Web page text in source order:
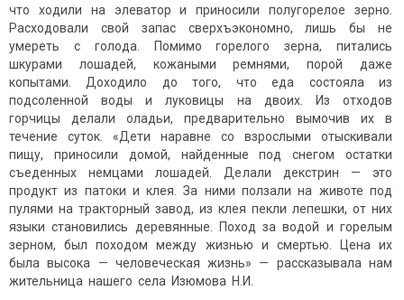
что ходили на элеватор и приносили полугорелое зерно.
Расходовали свой запас сверхъэкономно, лишь бы не
умереть с голода. Помимо горелого зерна, питались
шкурами лошадей, кожаными ремнями, порой даже
копытами. Доходило до того, что еда состояла из
подсоленной воды и луковицы на двоих. Из отходов
горчицы делали оладьи, предварительно вымочив их в
течение суток. «Дети наравне со взрослыми отыскивали
пищу, приносили домой, найденные под снегом остатки
съеденных немцами лошадей. Делали декстрин — это
продукт из патоки и клея. За ними ползали на животе под
пулями на тракторный завод, из клея пекли лепешки, от них
языки становились деревянные. Поход за водой и горелым
зерном, был походом между жизнью и смертью. Цена их
была высока — человеческая жизнь» — рассказывала нам
жительница нашего села Изюмова Н.И.